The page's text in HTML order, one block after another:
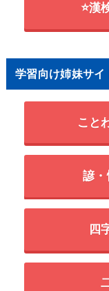
⭐漢
学習向け姉妹サイ
こと
諺
四